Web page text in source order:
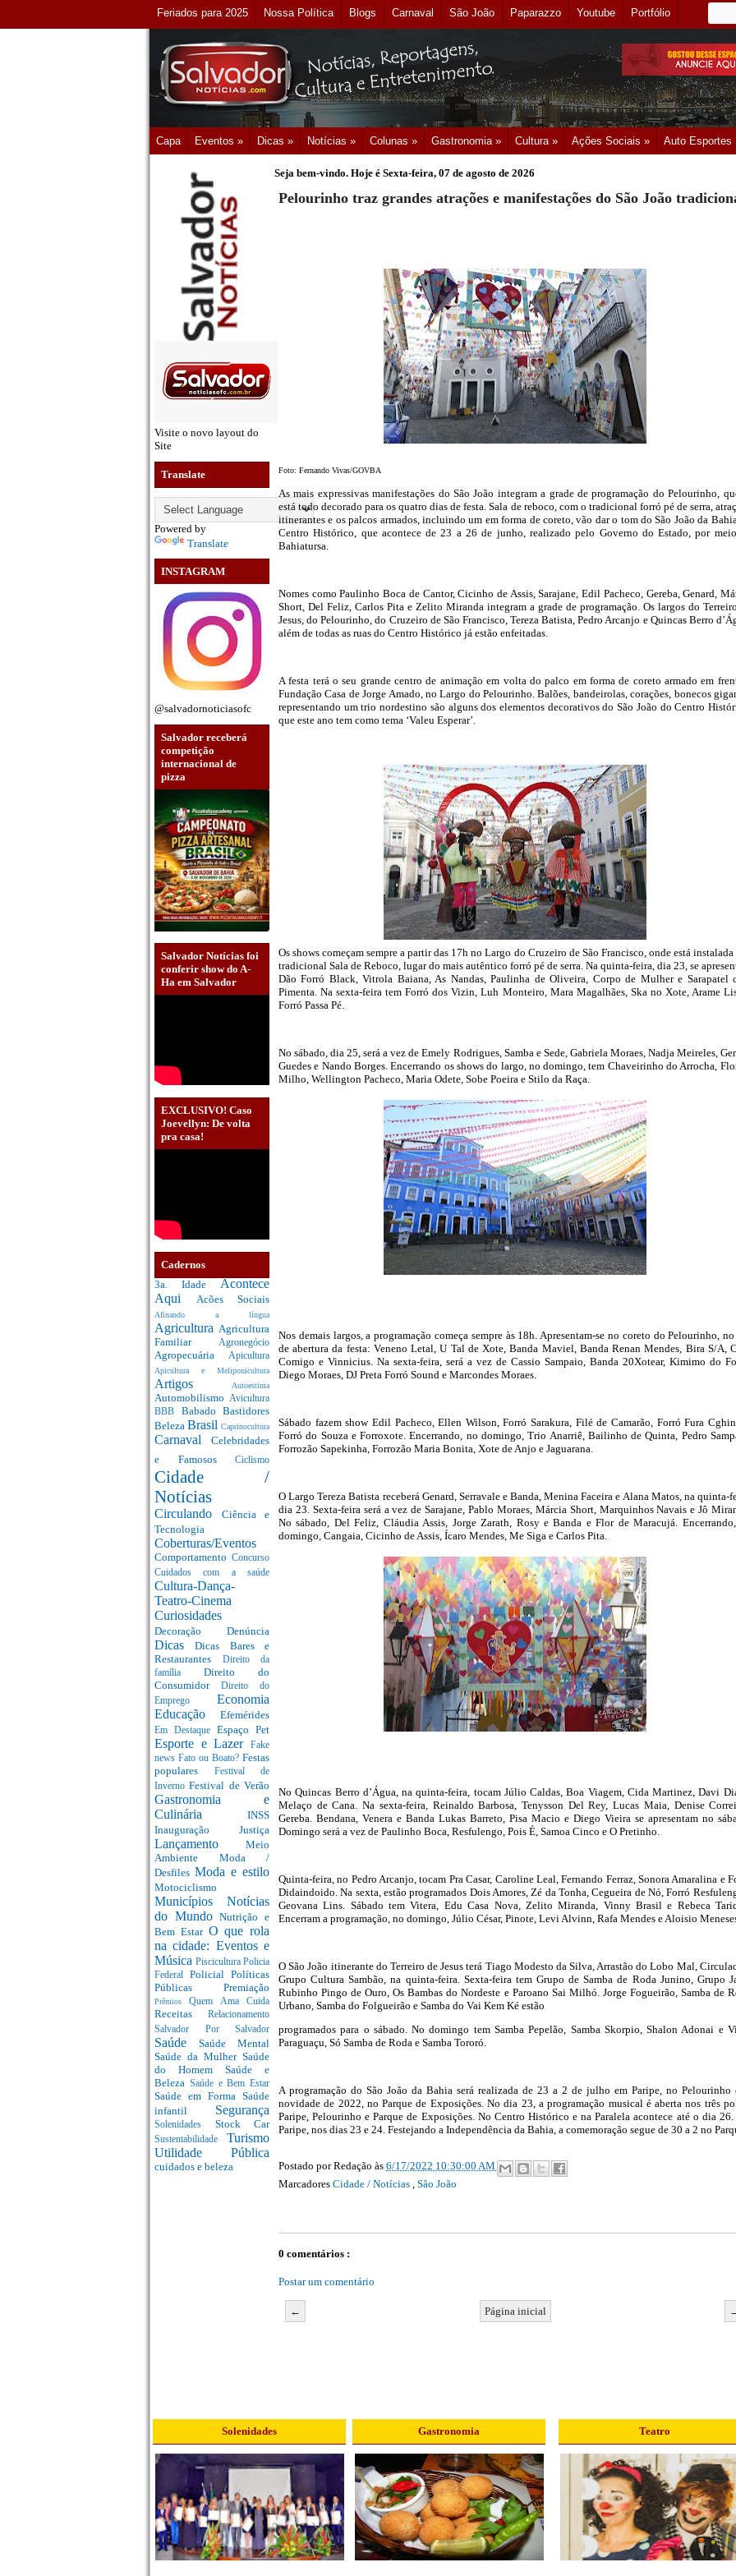
Feriados para 2025 Nossa Política Blogs Carnaval São João Paparazzo Youtube Portfólio
Capa Eventos » Dicas » Notícias » Colunas » Gastronomia » Cultura » Ações Sociais » Auto Esportes
Visite o novo layout do
Site
Translate
Powered by
Translate
INSTAGRAM
@salvadornoticiasofc
Salvador receberá
competição
internacional de
pizza
Salvador Notícias foi
conferir show do A-
Ha em Salvador
EXCLUSIVO! Caso
Joevellyn: De volta
pra casa!
Cadernos
3a. Idade Acontece
Aqui Acões Sociais
Afinando a língua
Agricultura Agricultura
Familiar Agronegócio
Agropecuária Apicultura
Apicultura e Meliponicultura
Artigos Autoestima
Automobilismo Avicultura
BBB Babado Bastidores
Beleza Brasil Caprinocultura
Carnaval Celebridades
e Famosos Ciclismo
Cidade /
Notícias
Circulando Ciência e
Tecnologia
Coberturas/Eventos
Comportamento Concurso
Cuidados com a saúde
Cultura-Dança-
Teatro-Cinema
Curiosidades
Decoração Denúncia
DicasDicas Bares e
Restaurantes
Direito da
família Direito do
Consumidor Direito do
Emprego Economia
Educação Efemérides
Em Destaque Espaço Pet
Esporte e Lazer
Fake
news Fato ou Boato? Festas
populares
Festival de
InvernoFestival de Verão
Gastronomia e
Culinária INSS
Inauguração Justiça
Lançamento Meio
Ambiente Moda /
Desfiles Moda e estilo
Motociclismo
Municípios Notícias
do MundoNutrição e
Bem Estar O que rola
na cidade: Eventos e
Música Piscicultura Policia
Federal Policial Políticas
Públicas Premiação
PrêmiosQuem Ama Cuida
Receitas Relacionamento
Salvador Por Salvador
Saúde Saúde Mental
Saúde da Mulher Saúde
do Homem Saúde e
Beleza Saúde e Bem Estar
Saúde em Forma Saúde
infantil Segurança
Solenidades Stock Car
Sustentabilidade Turismo
Utilidade Pública
cuidados e beleza
Seja bem-vindo. Hoje é Sexta-feira, 07 de agosto de 2026
Pelourinho traz grandes atrações e manifestações do São João
Foto: Fernando Vivas/GOVBA
As mais expressivas manifestações do São João integram a grade de programação do Pelourinho,
está todo decorado para os quatro dias de festa. Sala de reboco, com o tradicional forró pé de serra,
itinerantes e os palcos armados, incluindo um em forma de coreto, vão dar o tom do São João da
Centro Histórico, que acontece de 23 a 26 de junho, realizado pelo Governo do Estado, por
Bahiatursa.
Nomes como Paulinho Boca de Cantor, Cicinho de Assis, Sarajane, Edil Pacheco, Gereba, Genard,
Short, Del Feliz, Carlos Pita e Zelito Miranda integram a grade de programação. Os largos do
Jesus, do Pelourinho, do Cruzeiro de São Francisco, Tereza Batista, Pedro Arcanjo e Quincas Berro
além de todas as ruas do Centro Histórico já estão enfeitadas.
A festa terá o seu grande centro de animação em volta do palco em forma de coreto armado em
Fundação Casa de Jorge Amado, no Largo do Pelourinho. Balões, bandeirolas, corações, bonecos
representando um trio nordestino são alguns dos elementos decorativos do São João do Centro
que este ano tem como tema ‘Valeu Esperar’.
Os shows começam sempre a partir das 17h no Largo do Cruzeiro de São Francisco, onde está instalada
tradicional Sala de Reboco, lugar do mais autêntico forró pé de serra. Na quinta-feira, dia 23, se
Dão Forró Black, Vitrola Baiana, As Nandas, Paulinha de Oliveira, Corpo de Mulher e Sarapatel
Pimenta. Na sexta-feira tem Forró dos Vizin, Luh Monteiro, Mara Magalhães, Ska no Xote, Arame
Forró Passa Pé.
No sábado, dia 25, será a vez de Emely Rodrigues, Samba e Sede, Gabriela Moraes, Nadja Meireles,
Guedes e Nando Borges. Encerrando os shows do largo, no domingo, tem Chaveirinho do Arrocha,
Milho, Wellington Pacheco, Maria Odete, Sobe Poeira e Stilo da Raça.
Nos demais largos, a programação começa sempre às 18h. Apresentam-se no coreto do Pelourinho,
de abertura da festa: Veneno Letal, U Tal de Xote, Banda Maviel, Banda Renan Mendes, Bira S/A,
Comigo e Vinnicius. Na sexta-feira, será a vez de Cassio Sampaio, Banda 20Xotear, Kimimo do
Diego Moraes, DJ Preta Forró Sound e Marcondes Moraes.
Sábado fazem show Edil Pacheco, Ellen Wilson, Forró Sarakura, Filé de Camarão, Forró Fura
Forró do Souza e Forroxote. Encerrando, no domingo, Trio Anarriê, Bailinho de Quinta, Pedro
Forrozão Sapekinha, Forrozão Maria Bonita, Xote de Anjo e Jaguarana.
O Largo Tereza Batista receberá Genard, Serravale e Banda, Menina Faceira e Alana Matos, na quinta-
dia 23. Sexta-feira será a vez de Sarajane, Pablo Moraes, Márcia Short, Marquinhos Navais e Jô
No sábado, Del Feliz, Cláudia Assis, Jorge Zarath, Rosy e Banda e Flor de Maracujá.
domingo, Cangaia, Cicinho de Assis, Ícaro Mendes, Me Siga e Carlos Pita.
No Quincas Berro d’Água, na quinta-feira, tocam Júlio Caldas, Boa Viagem, Cida Martinez, Davi
Melaço de Cana. Na sexta-feira, Reinaldo Barbosa, Tenysson Del Rey, Lucas Maia, Denise
Gereba. Bendana, Venera e Banda Lukas Barreto, Pisa Macio e Diego Vieira se apresentam no
Domingo será a vez de Paulinho Boca, Resfulengo, Pois É, Samoa Cinco e O Pretinho.
Quinta-feira, no Pedro Arcanjo, tocam Pra Casar, Caroline Leal, Fernando Ferraz, Sonora Amaralina e
Didaindoido. Na sexta, estão programados Dois Amores, Zé da Tonha, Cegueira de Nó, Forró
Geovana Lins. Sábado tem Vitera, Edu Casa Nova, Zelito Miranda, Vinny Brasil e Rebeca
Encerram a programação, no domingo, Júlio César, Pinote, Levi Alvinn, Rafa Mendes e Aloisio
O São João itinerante do Terreiro de Jesus terá Tiago Modesto da Silva, Arrastão do Lobo Mal,
Grupo Cultura Sambão, na quinta-feira. Sexta-feira tem Grupo de Samba de Roda Junino, Grupo
Rubinho Pingo de Ouro, Os Bambas do Nordeste e Paroano Sai Milhó. Jorge Fogueirão, Samba de
Urbano, Samba do Folgueirão e Samba do Vai Kem Ké estão
programados para o sábado. No domingo tem Samba Pepelão, Samba Skorpio, Shalon Adonai e
Paraguaçu, Só Samba de Roda e Samba Tororó.
A programação do São João da Bahia será realizada de 23 a 2 de julho em Paripe, no Pelourinho
novidade de 2022, no Parque de Exposições. No dia 23, a programação musical é aberta nos três
Paripe, Pelourinho e Parque de Exposições. No Centro Histórico e na Paralela acontece até o dia 26.
Paripe, nos dias 23 e 24. Festejando a Independência da Bahia, a comemoração segue de 30 a 2 no
Postado porRedação às 6/17/2022 10:30:00 AM
Marcadores Cidade / Notícias , São João
0 comentários :
Postar um comentário
← Página inicial
Solenidades Gastronomia Teatro